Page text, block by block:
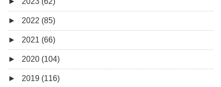
7月 (1)
5月 (2)
4月 (3)
3月 (1)
9月 (1)
8月 (1)
7月 (8)
6月 (5)
► 2022 (85)
12月 (3)
10月 (1)
9月 (4)
► 2021 (66)
12月 (4)
11月 (8)
► 2020 (104)
12月 (7)
► 2019 (116)